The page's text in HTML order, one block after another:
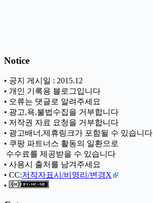
Notice
• 공지 게시일 : 2015.12
• 개인 기록용 블로그입니다
• 오류는 댓글로 알려주세요
• 광고,욕,불법수집을 거부합니다
• 저작권 자료 요청을 거부합니다
• 광고배너,제휴링크가 포함될 수 있습니다
• 쿠팡 파트너스 활동의 일환으로
ㅤ 수수료를 제공받을 수 있습니다
• 사용시 출처를 남겨주세요
• CC:저작자표시/비영리/변경X
•